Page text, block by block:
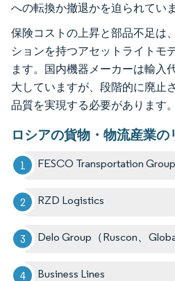
への転換か撤退かを迫られてい
保険コストの上昇と部品不足は
ションを持つアセットライトモ
ます。国内機器メーカーは輸入
大していますが、段階的に廃止
品質を実現する必要があります。
ロシアの貨物・物流産業の
FESCO Transportation Group
RZD Logistics
Delo Group（Ruscon、
Business Lines